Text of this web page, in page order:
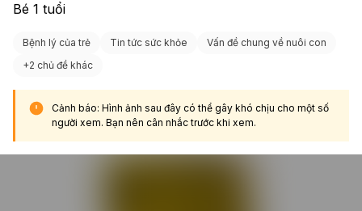
Bé 1 tuổi
Bệnh lý của trẻ Tin tức sức khỏe
Vấn đề chung về nuôi con
+2 chủ đề khác
Cảnh báo: Hình ảnh sau đây có thể gây khó chịu cho một số
người xem. Bạn nên cân nhắc trước khi xem.